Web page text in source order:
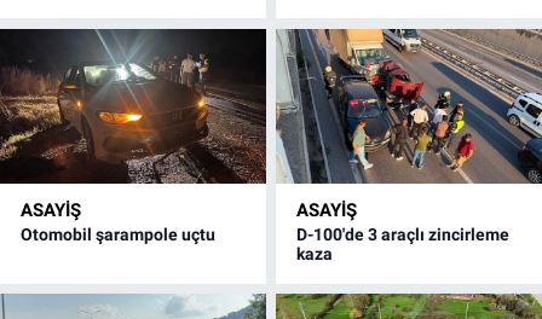
ASAYİŞ
Otomobil şarampole uçtu
ASAYİŞ
D-100'de 3 araçlı zincirleme
kaza